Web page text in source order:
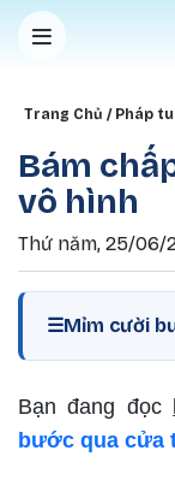
Trang Chủ Pháp tu
Bám
vô hình
Thứ năm, 25/06/
☰Mỉm cười
Bạn đang đọc
bước qua cửa